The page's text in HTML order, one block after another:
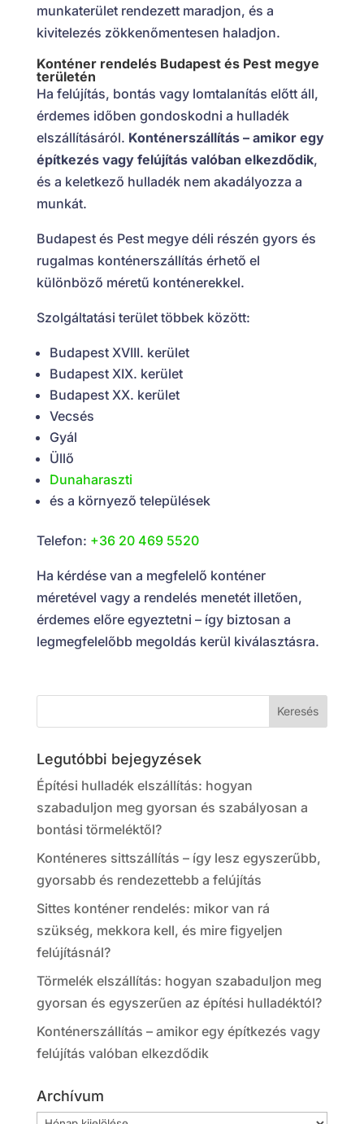
munkaterület rendezett maradjon, és a
kivitelezés zökkenőmentesen haladjon.
Konténer rendelés Budapest és Pest megye
területén
Ha felújítás, bontás vagy lomtalanítás előtt áll,
érdemes időben gondoskodni a hulladék
elszállításáról. Konténerszállítás – amikor egy
építkezés vagy felújítás valóban elkezdődik,
és a keletkező hulladék nem akadályozza a
munkát.
Budapest és Pest megye déli részén gyors és
rugalmas konténerszállítás érhető el
különböző méretű konténerekkel.
Szolgáltatási terület többek között:
Budapest XVIII. kerület
Budapest XIX. kerület
Budapest XX. kerület
Vecsés
Gyál
Üllő
Dunaharaszti
és a környező települések
Telefon: +36 20 469 5520
Ha kérdése van a megfelelő konténer
méretével vagy a rendelés menetét illetően,
érdemes előre egyeztetni – így biztosan a
legmegfelelőbb megoldás kerül kiválasztásra.
Legutóbbi bejegyzések
Építési hulladék elszállítás: hogyan
szabaduljon meg gyorsan és szabályosan a
bontási törmeléktől?
Konténeres sittszállítás – így lesz egyszerűbb,
gyorsabb és rendezettebb a felújítás
Sittes konténer rendelés: mikor van rá
szükség, mekkora kell, és mire figyeljen
felújításnál?
Törmelék elszállítás: hogyan szabaduljon meg
gyorsan és egyszerűen az építési hulladéktól?
Konténerszállítás – amikor egy építkezés vagy
felújítás valóban elkezdődik
Archívum